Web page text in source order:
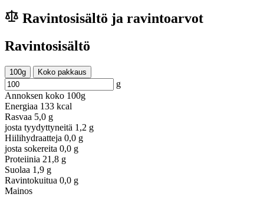
Ravintosisältö ja ravintoarvot
Ravintosisältö
100g Koko pakkaus
g
Annoksen koko 100g
Energiaa 133 kcal
Rasvaa 5,0 g
josta tyydyttyneitä 1,2 g
Hiilihydraatteja 0,0 g
josta sokereita 0,0 g
Proteiinia 21,8 g
Suolaa 1,9 g
Ravintokuitua 0,0 g
Mainos